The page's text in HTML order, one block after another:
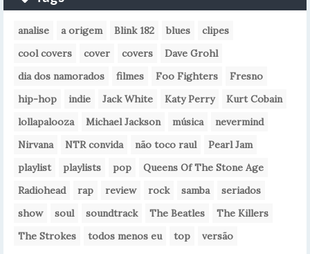
analise a origem Blink 182 blues
clipes
cool covers
cover covers
Dave Grohl
dia dos namorados
filmes Foo Fighters
Fresno
hip-hop
indie Jack White Katy Perry
Kurt Cobain
lollapalooza
Michael Jackson música
nevermind
Nirvana
NTR convida não toco raul
Pearl Jam
playlist
playlists pop
Queens Of The Stone Age
Radiohead
rap review rock samba
seriados
show
soul soundtrack The Beatles
The Killers
The Strokes
todos menos eu top versão